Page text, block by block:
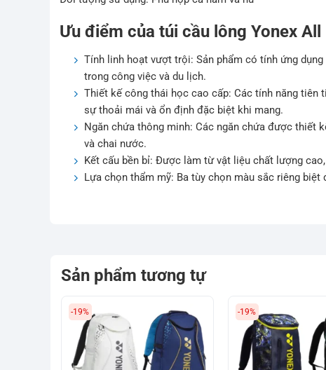
Ưu điểm của túi cầu lông Yonex All
Tính linh hoạt vượt trội: Sản phẩm có tính ứng
trong công việc và du lịch.
Thiết kế công thái học cao cấp: Các tính năng tiên
sự thoải mái và ổn định đặc biệt khi mang.
Ngăn chứa thông minh: Các ngăn chứa được thiết
và chai nước.
Kết cấu bền bỉ: Được làm từ vật liệu chất lượng
Lựa chọn thẩm mỹ: Ba tùy chọn màu sắc riêng
Sản phẩm tương tự
-19% -19%